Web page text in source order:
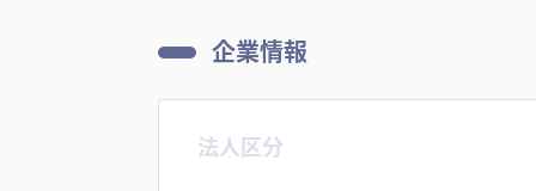
企業情報
法人区分